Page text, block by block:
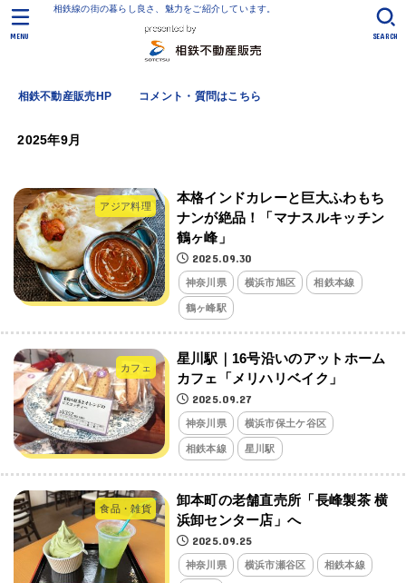
相鉄線の街の暮らし良さ、魅力をご紹介しています。
相鉄不動産販売HP コメント・質問はこちら
SEARCH
MENU
2025年9月
アジア料理
本格インドカレーと巨大ふわもち
ナンが絶品！「マナスルキッチン
鶴ヶ峰」
2025.09.30
神奈川県 横浜市旭区 相鉄本線
鶴ヶ峰駅
カフェ
星川駅｜16号沿いのアットホーム
カフェ「メリハリベイク」
2025.09.27
神奈川県 横浜市保土ケ谷区
相鉄本線 星川駅
食品・雑貨
卸本町の老舗直売所「長峰製茶 横
浜卸センター店」へ
2025.09.25
神奈川県 横浜市瀬谷区 相鉄本線